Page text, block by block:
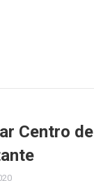
Centro